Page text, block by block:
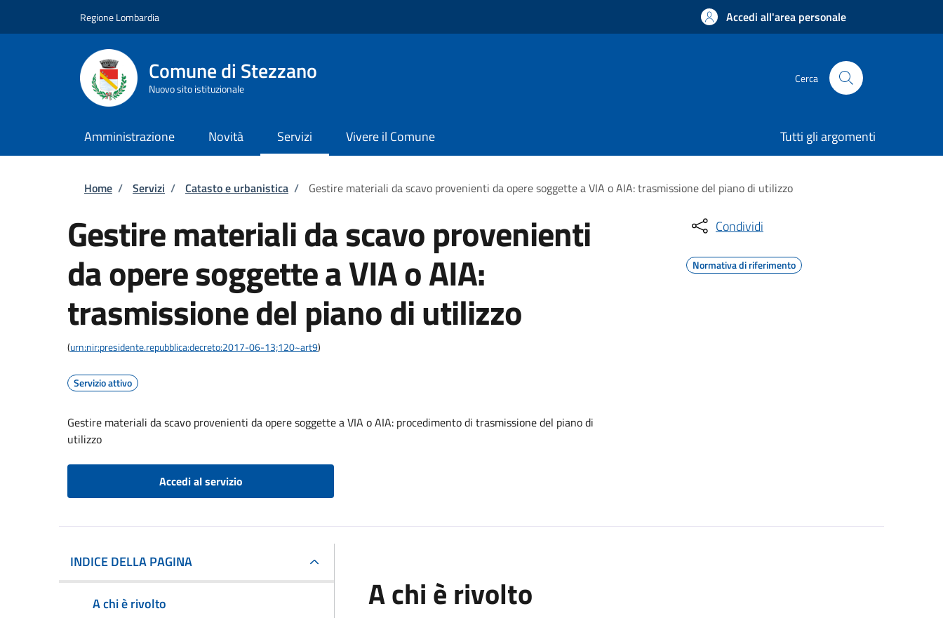
Regione Lombardia Accedi all'area personale
Comune di Stezzano
Nuovo sito istituzionale
Cerca
Amministrazione Novità Servizi Vivere il Comune Tutti gli argomenti
Briciole di pane
Home / Servizi / Catasto e urbanistica / Gestire materiali da scavo provenienti da opere soggette a VIA o AIA: trasmissione del piano di utilizzo
Gestire materiali da scavo provenienti
da opere soggette a VIA o AIA:
trasmissione del piano di utilizzo
(urn:nir:presidente.repubblica:decreto:2017-06-13;120~art9)
Servizio attivo
Gestire materiali da scavo provenienti da opere soggette a VIA o AIA: procedimento di trasmissione del piano di
utilizzo
Accedi al servizio
Condividi
Normativa di riferimento
INDICE DELLA PAGINA
A chi è rivolto
A chi è rivolto